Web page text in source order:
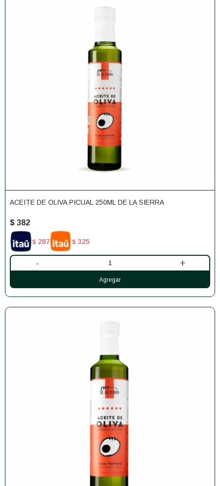
ACEITE DE OLIVA PICUAL 250ML DE LA SIERRA
$ 382
$ 287 $ 325
- +